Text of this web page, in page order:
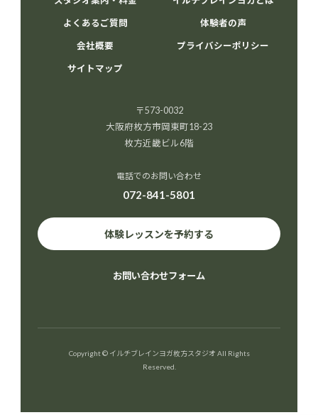
よくあるご質問 体験者の声
会社概要 プライバシーポリシー
サイトマップ
〒573-0032
大阪府枚方市岡東町18-23
枚方近畿ビル6階
電話でのお問い合わせ
072-841-5801
体験レッスンを予約する
お問い合わせフォーム
Copyright © イルチブレインヨガ枚方スタジオ All Rights
Reserved.